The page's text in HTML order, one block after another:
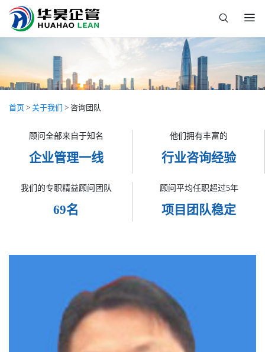
首页 > 关于我们 > 咨询团队
顾问全部来自于知名
企业管理一线
他们拥有丰富的
行业咨询经验
我们的专职精益顾问团队
69名
顾问平均任职超过5年
项目团队稳定